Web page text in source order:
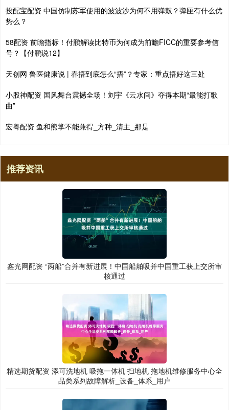
投配宝配资 中国仿制苏军使用的波波沙为何不用弹鼓？弹匣有什么优
势么？
58配资 前瞻指标！付鹏解读比特币为何成为前瞻FICC的重要参考信
号？【付鹏说12】
天创网 鲁医健康说 | 春捂到底怎么“捂”？专家：重点捂好这三处
小股神配资 国风舞台震撼全场！刘宇《云水间》夺得本期“最能打歌
曲”
宏粤配资 鱼和熊掌不能兼得_方种_清主_那是
推荐资讯
鑫光网配资 “两船”合并有新进展！中国船舶吸并中国重工获上交所审
核通过
精选期货配资 添可洗地机 吸拖一体机 扫地机 拖地机维修服务中心全
品类系列故障解析_设备_体系_用户